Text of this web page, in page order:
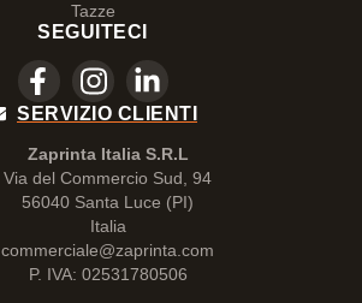
Tazze
SEGUITECI
SERVIZIO CLIENTI
Zaprinta Italia S.R.L
Via del Commercio Sud, 94
56040 Santa Luce (PI)
Italia
commerciale@zaprinta.com
P. IVA: 02531780506